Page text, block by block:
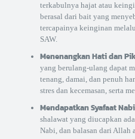
terkabulnya hajat atau
berasal dari bait yang
tercapainya keinginan
SAW.
Menenangkan Hati dan
yang berulang-ulang dapat
tenang, damai, dan penuh
stres dan kecemasan, serta
Mendapatkan Syafaat
shalawat yang diucapkan
Nabi, dan balasan dari Allah